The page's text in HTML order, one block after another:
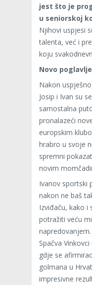
jest što je
u seniorskoj
Njihovi uspjesi
talenta, već i
koju
Novo
Nakon
Josip i Ivan su
samostalna
pronalazeći
europskim
hrabro u svoje
spremni
novim
Ivanov sportski
nakon ne baš
Izviđaču, kako i
potražiti veću
Spačva
gdje se
golmana u
impresivne